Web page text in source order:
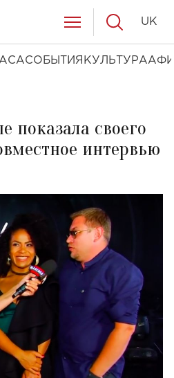
СОБЫТИЯ КУЛЬТУРА
UK
показала своего
интервью